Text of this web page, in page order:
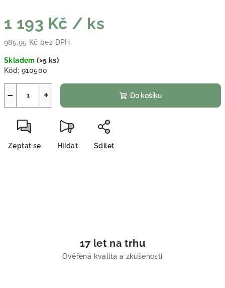
1 193 Kč / ks
985,95 Kč bez DPH
Skladem(>5 ks)
Kód: 910500
+
− Do košíku
Zeptat se Hlídat Sdílet
17 let na trhu
Ověřená kvalita a zkušenosti